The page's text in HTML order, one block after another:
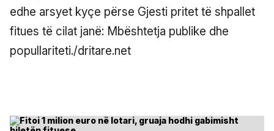
edhe arsyet kyçe përse Gjesti pritet të shpallet
fitues të cilat janë: Mbështetja publike dhe
popullariteti./dritare.net